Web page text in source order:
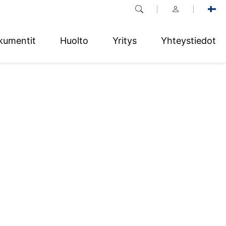
Huolto Yritys Yhteystiedot